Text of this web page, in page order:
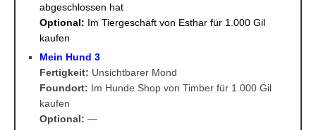
abgeschlossen hat
Optional: Im Tiergeschäft von Esthar für 1.000 Gil
kaufen
Mein Hund 3
Fertigkeit: Unsichtbarer Mond
Foundort: Im Hunde Shop von Timber für 1.000 Gil
kaufen
Optional: —